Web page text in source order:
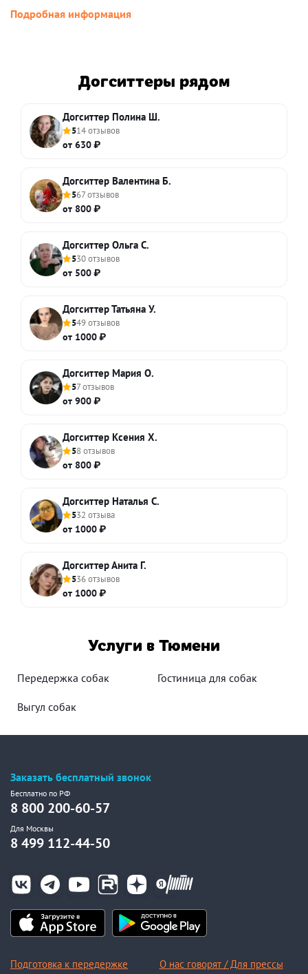
Подробная информация
Догситтеры рядом
Догситтер Полина Ш.
514 отзывов
от 630 ₽
Догситтер Валентина Б.
567 отзывов
от 800 ₽
Догситтер Ольга С.
530 отзывов
от 500 ₽
Догситтер Татьяна У.
549 отзывов
от 1000 ₽
Догситтер Мария О.
57 отзывов
от 900 ₽
Догситтер Ксения Х.
58 отзывов
от 800 ₽
Догситтер Наталья С.
532 отзыва
от 1000 ₽
Догситтер Анита Г.
536 отзывов
от 1000 ₽
Услуги в Тюмени
Передержка собак Гостиница для собак
Выгул собак
Заказать бесплатный звонок
Бесплатно по РФ
8 800 200-60-57
Для Москвы
8 499 112-44-50
Подготовка к передержке О нас говорят / Для прессы